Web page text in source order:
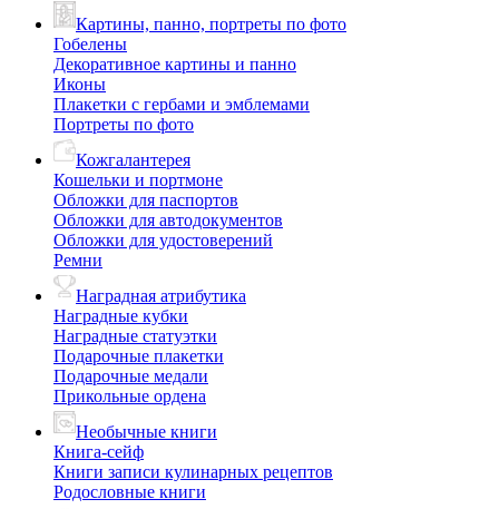
Картины, панно, портреты по фото
Гобелены
Декоративное картины и панно
Иконы
Плакетки с гербами и эмблемами
Портреты по фото
Кожгалантерея
Кошельки и портмоне
Обложки для паспортов
Обложки для автодокументов
Обложки для удостоверений
Ремни
Наградная атрибутика
Наградные кубки
Наградные статуэтки
Подарочные плакетки
Подарочные медали
Прикольные ордена
Необычные книги
Книга-сейф
Книги записи кулинарных рецептов
Родословные книги